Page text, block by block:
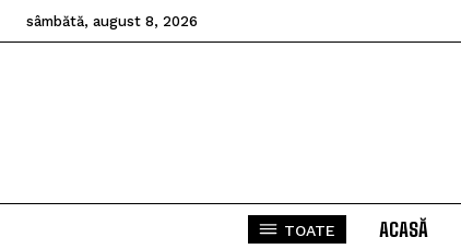
sâmbătă, august 8, 2026
TOATE ACASĂ